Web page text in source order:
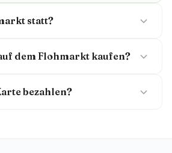
statt?
dem Flohmarkt kaufen?
bezahlen?